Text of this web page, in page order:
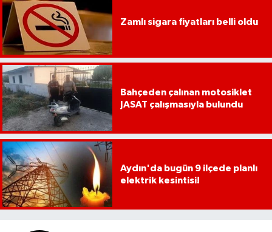
Zamlı sigara fiyatları belli oldu
Bahçeden çalınan motosiklet
JASAT çalışmasıyla bulundu
Aydın'da bugün 9 ilçede planlı
elektrik kesintisi!